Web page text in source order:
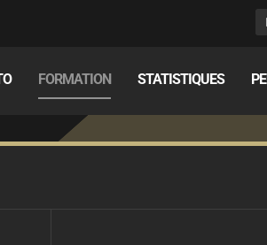
FORMATION STATISTIQUES